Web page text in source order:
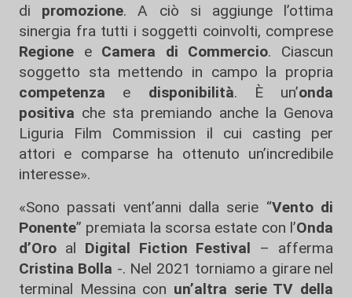
di promozione. A ciò si aggiunge l’ottima
sinergia fra tutti i soggetti coinvolti, comprese
Regione e Camera di Commercio. Ciascun
soggetto sta mettendo in campo la propria
competenza e disponibilità. È un’onda
positiva che sta premiando anche la Genova
Liguria Film Commission il cui casting per
attori e comparse ha ottenuto un’incredibile
interesse».
«Sono passati vent’anni dalla serie “Vento di
Ponente” premiata la scorsa estate con l’Onda
d’Oro al Digital Fiction Festival – afferma
Cristina Bolla -. Nel 2021 torniamo a girare nel
terminal Messina con un’altra serie TV della